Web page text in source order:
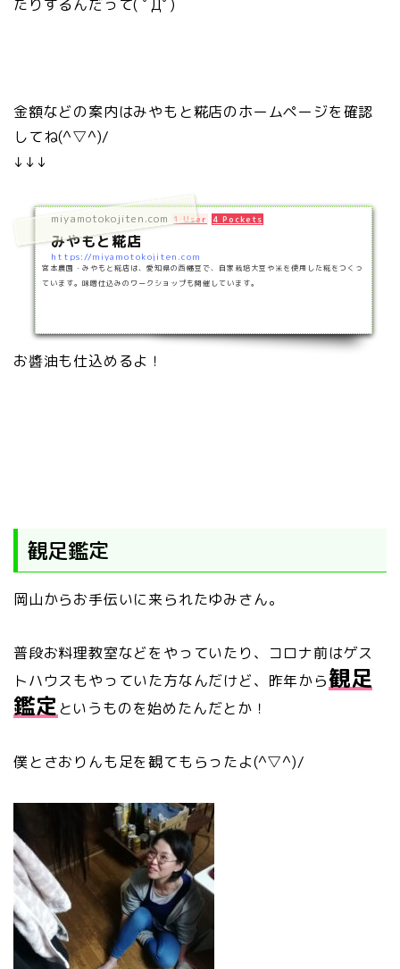
たりするんだって( ﾟДﾟ)
金額などの案内はみやもと糀店のホームページを確認
してね(^▽^)/
↓↓↓
miyamotokojiten.com 1 User 4 Pockets
みやもと糀店
https://miyamotokojiten.com
宮本農園・みやもと糀店は、愛知県の西幡豆で、自家栽培大豆や米を使用した糀をつくっ
ています。味噌仕込みのワークショップも開催しています。
お醬油も仕込めるよ！
観足鑑定
岡山からお手伝いに来られたゆみさん。
普段お料理教室などをやっていたり、コロナ前はゲス
トハウスもやっていた方なんだけど、昨年から観足
鑑定というものを始めたんだとか！
僕とさおりんも足を観てもらったよ(^▽^)/